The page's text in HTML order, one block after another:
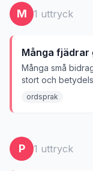
M 1 uttryck
Många fjädrar
Många små
stort och
ordsprak
P 1 uttryck